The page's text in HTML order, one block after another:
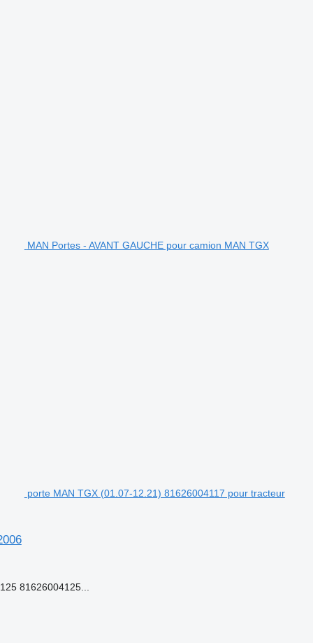
MAN Portes - AVANT GAUCHE pour camion MAN TGX
porte MAN TGX (01.07-12.21) 81626004117 pour tracteur
81626004125...